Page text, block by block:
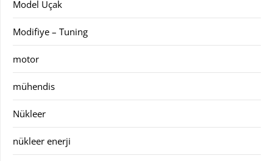
Model Uçak
Modifiye – Tuning
motor
mühendis
Nükleer
nükleer enerji